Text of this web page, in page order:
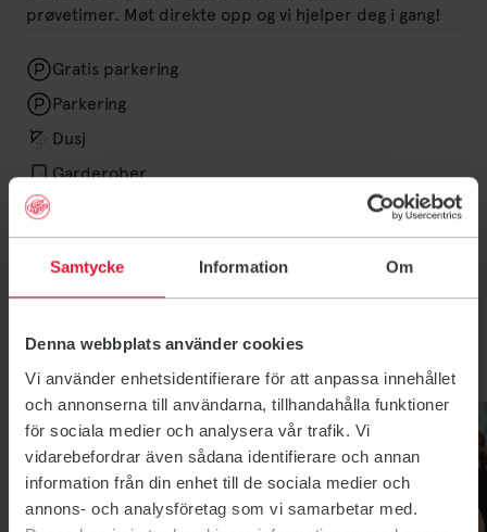
Samtycke Information Om
Denna webbplats använder cookies
Vi använder enhetsidentifierare för att anpassa innehållet
och annonserna till användarna, tillhandahålla funktioner
för sociala medier och analysera vår trafik. Vi
vidarebefordrar även sådana identifierare och annan
information från din enhet till de sociala medier och
annons- och analysföretag som vi samarbetar med.
prøvetimer. Møt direkte opp og vi hjelper deg i gang!
Gratis parkering
Parkering
Dusj
Garderober
Våre treninger i Øyer og
Tretten
Jympa Multitrening soft